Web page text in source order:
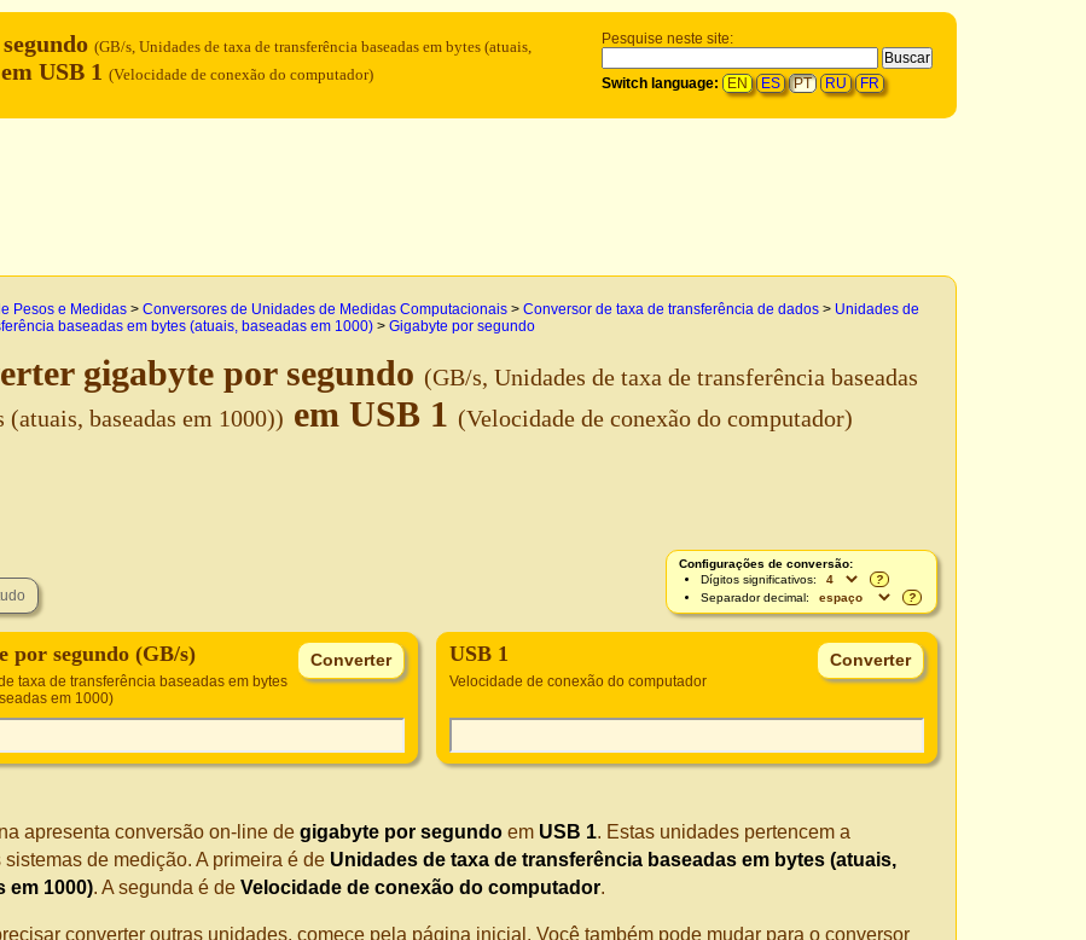
Pesquise neste site:
Switch language: EN ES PT RU FR
(GB/s, Unidades de taxa de transferência baseadas em bytes (atuais,
em USB 1 (Velocidade de conexão do computador)
Pesos e Medidas > Conversores de Unidades de Medidas Computacionais > Conversor de taxa de transferência de dados > Unidades de
baseadas em bytes (atuais, baseadas em 1000) > Gigabyte por segundo
gigabyte por segundo (GB/s, Unidades de taxa de transferência baseadas
(atuais, baseadas em 1000)) em USB 1 (Velocidade de conexão do computador)
Configurações de conversão:
Dígitos significativos:
?
Separador decimal:
?
por segundo (GB/s)
taxa de transferência baseadas em bytes
em 1000)
USB 1
Velocidade de conexão do computador
apresenta conversão on-line de gigabyte por segundo em USB 1. Estas unidades pertencem a
sistemas de medição. A primeira é de Unidades de taxa de transferência baseadas em bytes (atuais,
em 1000). A segunda é de Velocidade de conexão do computador.
converter outras unidades, comece pela página inicial. Você também pode mudar para o conversor